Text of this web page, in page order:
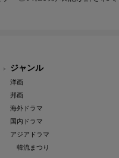
ジャンル
洋画
邦画
海外ドラマ
国内ドラマ
アジアドラマ
韓流まつり